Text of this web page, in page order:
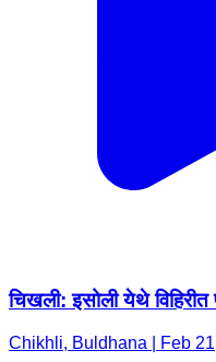
चिखली: इसोली येथे विहिरीत
Chikhli, Buldhana | Feb